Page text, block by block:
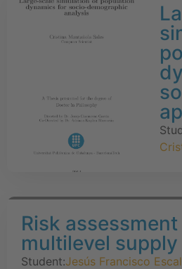
Risk assessment
multilevel
Student:Jesús Francisco